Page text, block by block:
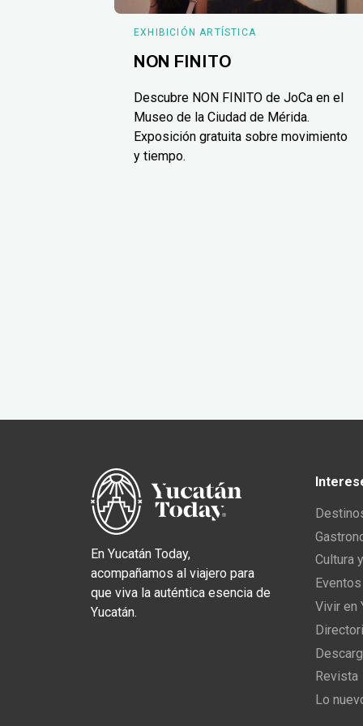
EXHIBICIÓN ARTÍSTICA
NON FINITO
Descubre NON FINITO de JoCa en el
Museo de la Ciudad de Mérida.
Exposición gratuita sobre movimiento
y tiempo.
En Yucatán Today,
acompañamos al viajero para
que viva la auténtica esencia de
Yucatán.
Cultura
Vivir en
Revista
Lo